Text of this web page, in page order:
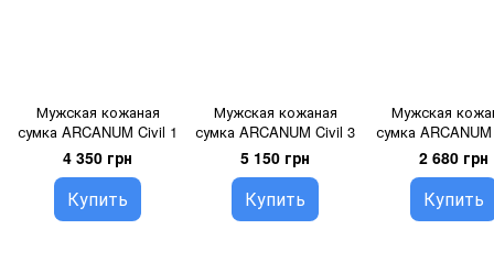
Мужская кожаная
сумка ARCANUM Civil 1
4 350 грн
Купить
Мужская кожаная
сумка ARCANUM Civil 3
5 150 грн
Купить
Мужская
сумка
1 black
2 680 грн
Купить